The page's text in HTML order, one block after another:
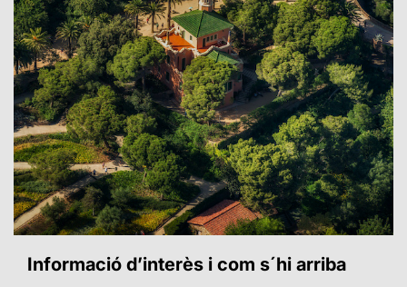
Informació d’interès i com s´hi arriba